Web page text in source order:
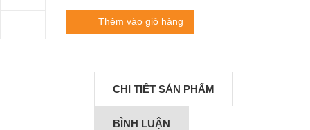
Thêm vào giỏ hàng
CHI TIẾT SẢN PHẨM
BÌNH LUẬN